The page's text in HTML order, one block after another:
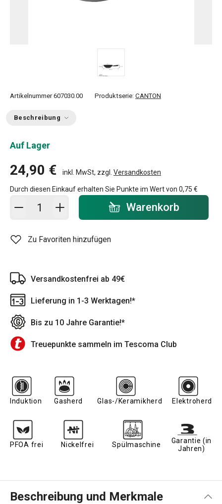
Artikelnummer 607030.00 Produktserie: CANTON
Beschreibung
Auf Lager
24,90 € inkl. MwSt, zzgl. Versandkosten
Durch diesen Einkauf erhalten Sie Punkte im Wert von 0,75 €
In den Warenkorb - Menge Warenkorb
Zu Favoriten hinzufügen
Versandkostenfrei ab 49€
Lieferung in 1-3 Werktagen!*
Bis zu 10 Jahre Garantie!*
Treuepunkte sammeln im Tescoma Club
Induktion Gasherd Glas-/Keramikherd Elektroherd
PFOA frei Nickelfrei Spülmaschine
Garantie (in
Jahren)
Beschreibung und Merkmale